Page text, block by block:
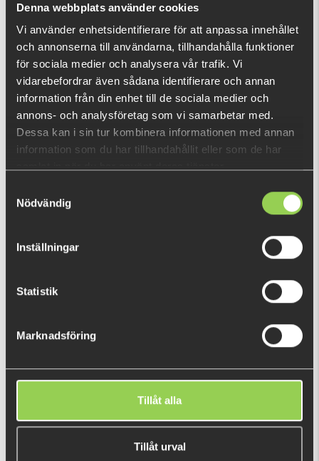
Denna webbplats använder cookies
Vi använder enhetsidentifierare för att anpassa innehållet
och annonserna till användarna, tillhandahålla funktioner
för sociala medier och analysera vår trafik. Vi
vidarebefordrar även sådana identifierare och annan
information från din enhet till de sociala medier och
annons- och analysföretag som vi samarbetar med.
Dessa kan i sin tur kombinera informationen med annan
information som du har tillhandahållit eller som de har
Nödvändig
Inställningar
Statistik
Marknadsföring
Tillåt alla
Tillåt urval
RECENTLY VIEWED PRODUCTS
BESTSELLERS